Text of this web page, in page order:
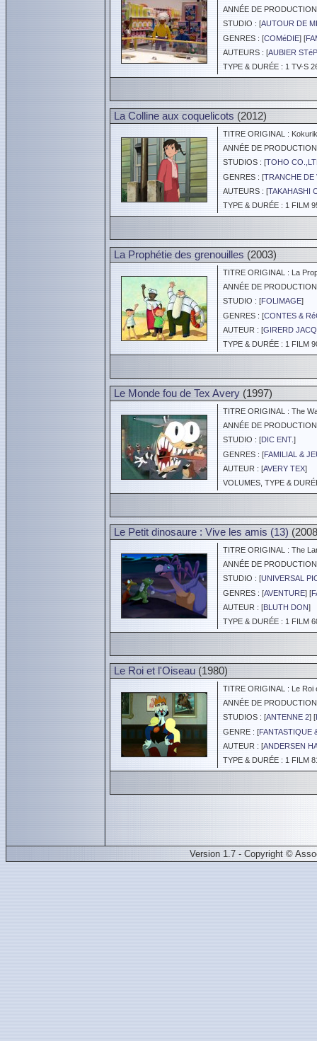
ANNÉE DE
STUDIO : [AUTOUR DE
GENRES : [COMéDIE] [
AUTEURS : [AUBIER
TYPE & DURÉE : 1 TV-S
La Colline aux coquelicots (2012)
TITRE ORIGINAL :
ANNÉE DE
STUDIOS : [TOHO
GENRES : [TRANCHE DE
AUTEURS : [TAKAHASHI
TYPE & DURÉE : 1 FILM
La Prophétie des grenouilles (2003)
TITRE ORIGINAL : La
ANNÉE DE
STUDIO : [FOLIMAGE]
GENRES : [CONTES &
AUTEUR : [GIRERD
TYPE & DURÉE : 1 FILM
Le Monde fou de Tex Avery (1997)
TITRE ORIGINAL : The
ANNÉE DE
STUDIO : [DIC ENT.]
GENRES : [FAMILIAL &
AUTEUR : [AVERY TEX]
VOLUMES, TYPE &
Le Petit dinosaure : Vive les amis (13)
TITRE ORIGINAL : The
ANNÉE DE
STUDIO : [UNIVERSAL
GENRES : [AVENTURE] [
AUTEUR : [BLUTH DON]
TYPE & DURÉE : 1 FILM
Le Roi et l'Oiseau (1980)
TITRE ORIGINAL : Le Roi
ANNÉE DE
STUDIOS : [ANTENNE 2] [
GENRE : [FANTASTIQUE
AUTEUR : [ANDERSEN
TYPE & DURÉE : 1 FILM
Version 1.7 - Copyright ©